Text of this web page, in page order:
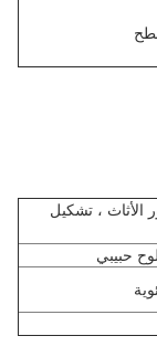
الأثاث ، تشكيل